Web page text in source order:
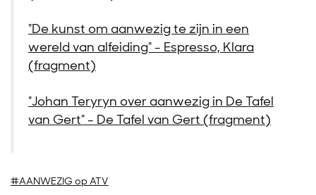
"De kunst om aanwezig te zijn in een
wereld van alfeiding" - Espresso, Klara
(fragment)
"Johan Teryryn over aanwezig in De Tafel
van Gert" - De Tafel van Gert (fragment)
#AANWEZIG op ATV
Inzoomen Inzoomen